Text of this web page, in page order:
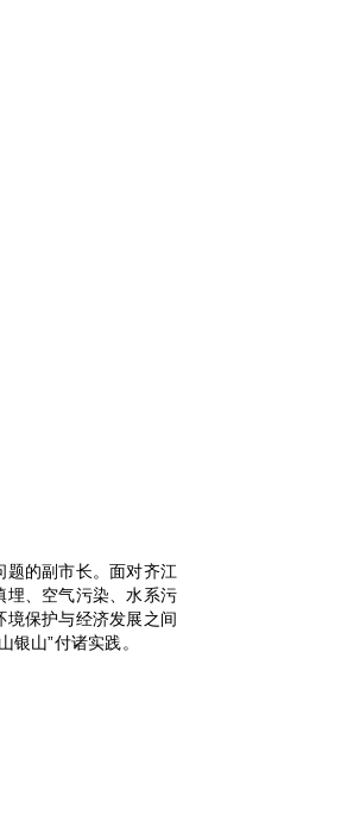
的副市长。面对齐江
埋、空气污染、水系污
保护与经济发展之间
山”付诸实践。